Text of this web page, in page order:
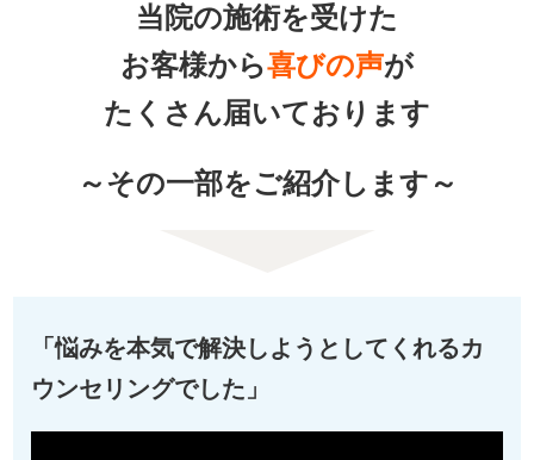
当院の施術を受けた
お客様から喜びの声が
たくさん届いております
～その一部をご紹介します～
「悩みを本気で解決しようとしてくれるカ
ウンセリングでした」